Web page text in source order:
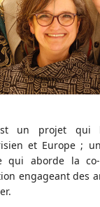
est un projet qui
et Europe ;
qui aborde la
engageant des